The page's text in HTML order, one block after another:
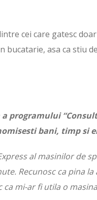
cei care gatesc
bucatarie, asa ca stiu
programului
bani, timp si
al masinilor de
Recunosc ca pina
mi-ar fi utila o masina